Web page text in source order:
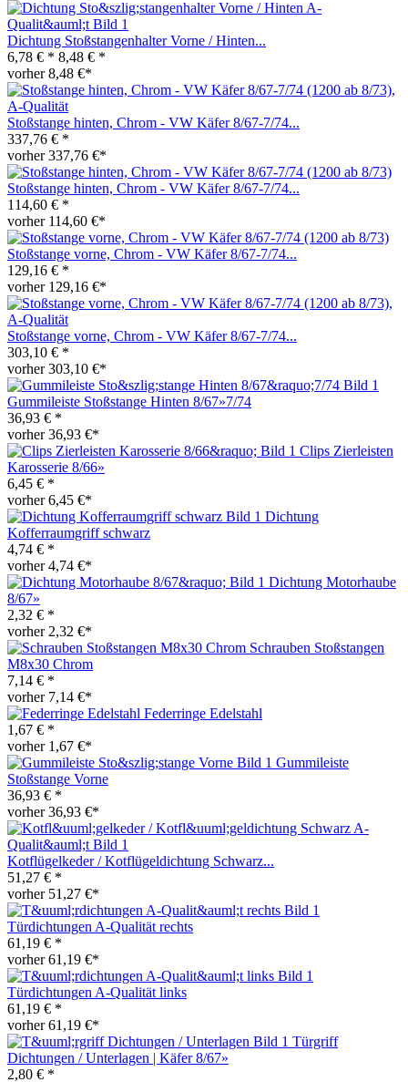
Dichtung Stoßstangenhalter Vorne / Hinten...
6,78 € * 8,48 € *
vorher 8,48 €*
Stoßstange hinten, Chrom - VW Käfer 8/67-7/74...
337,76 € *
vorher 337,76 €*
Stoßstange hinten, Chrom - VW Käfer 8/67-7/74...
114,60 € *
vorher 114,60 €*
Stoßstange vorne, Chrom - VW Käfer 8/67-7/74...
129,16 € *
vorher 129,16 €*
Stoßstange vorne, Chrom - VW Käfer 8/67-7/74...
303,10 € *
vorher 303,10 €*
Gummileiste Stoßstange Hinten 8/67»7/74
36,93 € *
vorher 36,93 €*
Clips Zierleisten
Karosserie 8/66»
6,45 € *
vorher 6,45 €*
Dichtung
Kofferraumgriff schwarz
4,74 € *
vorher 4,74 €*
Dichtung Motorhaube
8/67»
2,32 € *
vorher 2,32 €*
Schrauben Stoßstangen
M8x30 Chrom
7,14 € *
vorher 7,14 €*
Federringe Edelstahl
1,67 € *
vorher 1,67 €*
Gummileiste
Stoßstange Vorne
36,93 € *
vorher 36,93 €*
Kotflügelkeder / Kotflügeldichtung Schwarz...
51,27 € *
vorher 51,27 €*
Türdichtungen A-Qualität rechts
61,19 € *
vorher 61,19 €*
Türdichtungen A-Qualität links
61,19 € *
vorher 61,19 €*
Türgriff
Dichtungen / Unterlagen | Käfer 8/67»
2,80 € *